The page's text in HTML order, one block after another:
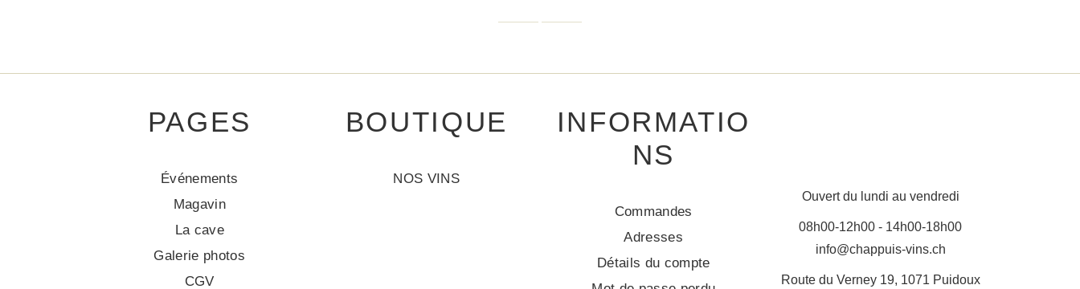
PAGES
Événements
Magavin
La cave
Galerie photos
CGV
BOUTIQUE
NOS VINS
INFORMATIO
NS
Commandes
Adresses
Détails du compte
Ouvert du lundi au vendredi
08h00-12h00 - 14h00-18h00
info@chappuis-vins.ch
Route du Verney 19, 1071 Puidoux